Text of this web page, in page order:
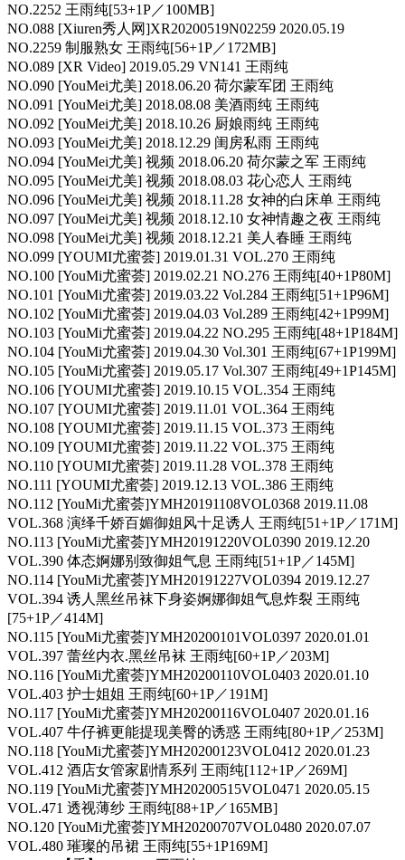
NO.2252 王雨纯[53+1P／100MB]
NO.088 [Xiuren秀人网]XR20200519N02259 2020.05.19
NO.2259 制服熟女 王雨纯[56+1P／172MB]
NO.089 [XR Video] 2019.05.29 VN141 王雨纯
NO.090 [YouMei尤美] 2018.06.20 荷尔蒙军团 王雨纯
NO.091 [YouMei尤美] 2018.08.08 美酒雨纯 王雨纯
NO.092 [YouMei尤美] 2018.10.26 厨娘雨纯 王雨纯
NO.093 [YouMei尤美] 2018.12.29 闺房私雨 王雨纯
NO.094 [YouMei尤美] 视频 2018.06.20 荷尔蒙之军 王雨纯
NO.095 [YouMei尤美] 视频 2018.08.03 花心恋人 王雨纯
NO.096 [YouMei尤美] 视频 2018.11.28 女神的白床单 王雨纯
NO.097 [YouMei尤美] 视频 2018.12.10 女神情趣之夜 王雨纯
NO.098 [YouMei尤美] 视频 2018.12.21 美人春睡 王雨纯
NO.099 [YOUMI尤蜜荟] 2019.01.31 VOL.270 王雨纯
NO.100 [YouMi尤蜜荟] 2019.02.21 NO.276 王雨纯[40+1P80M]
NO.101 [YouMi尤蜜荟] 2019.03.22 Vol.284 王雨纯[51+1P96M]
NO.102 [YouMi尤蜜荟] 2019.04.03 Vol.289 王雨纯[42+1P99M]
NO.103 [YouMi尤蜜荟] 2019.04.22 NO.295 王雨纯[48+1P184M]
NO.104 [YouMi尤蜜荟] 2019.04.30 Vol.301 王雨纯[67+1P199M]
NO.105 [YouMi尤蜜荟] 2019.05.17 Vol.307 王雨纯[49+1P145M]
NO.106 [YOUMI尤蜜荟] 2019.10.15 VOL.354 王雨纯
NO.107 [YOUMI尤蜜荟] 2019.11.01 VOL.364 王雨纯
NO.108 [YOUMI尤蜜荟] 2019.11.15 VOL.373 王雨纯
NO.109 [YOUMI尤蜜荟] 2019.11.22 VOL.375 王雨纯
NO.110 [YOUMI尤蜜荟] 2019.11.28 VOL.378 王雨纯
NO.111 [YOUMI尤蜜荟] 2019.12.13 VOL.386 王雨纯
NO.112 [YouMi尤蜜荟]YMH20191108VOL0368 2019.11.08
VOL.368 演绎千娇百媚御姐风十足诱人 王雨纯[51+1P／171M]
NO.113 [YouMi尤蜜荟]YMH20191220VOL0390 2019.12.20
VOL.390 体态婀娜别致御姐气息 王雨纯[51+1P／145M]
NO.114 [YouMi尤蜜荟]YMH20191227VOL0394 2019.12.27
VOL.394 诱人黑丝吊袜下身姿婀娜御姐气息炸裂 王雨纯
[75+1P／414M]
NO.115 [YouMi尤蜜荟]YMH20200101VOL0397 2020.01.01
VOL.397 蕾丝内衣.黑丝吊袜 王雨纯[60+1P／203M]
NO.116 [YouMi尤蜜荟]YMH20200110VOL0403 2020.01.10
VOL.403 护士姐姐 王雨纯[60+1P／191M]
NO.117 [YouMi尤蜜荟]YMH20200116VOL0407 2020.01.16
VOL.407 牛仔裤更能提现美臀的诱惑 王雨纯[80+1P／253M]
NO.118 [YouMi尤蜜荟]YMH20200123VOL0412 2020.01.23
VOL.412 酒店女管家剧情系列 王雨纯[112+1P／269M]
NO.119 [YouMi尤蜜荟]YMH20200515VOL0471 2020.05.15
VOL.471 透视薄纱 王雨纯[88+1P／165MB]
NO.120 [YouMi尤蜜荟]YMH20200707VOL0480 2020.07.07
VOL.480 璀璨的吊裙 王雨纯[55+1P169M]